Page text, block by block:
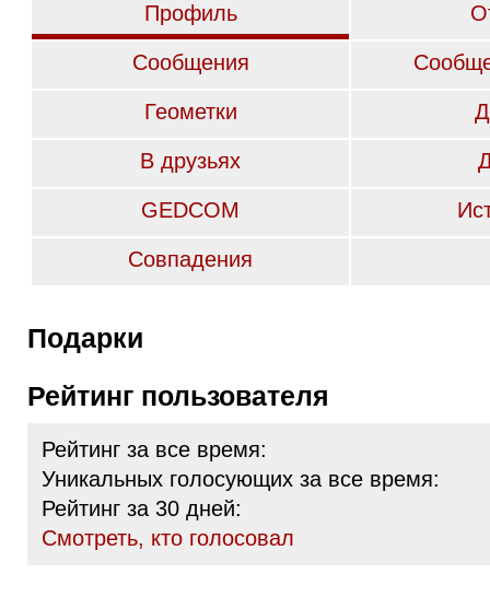
Профиль
Сообщения
Геометки
В друзьях
GEDCOM
Совпадения
Подарки
Рейтинг пользователя
Рейтинг за все время:
Уникальных голосующих за все время:
Рейтинг за 30 дней:
Cмотреть, кто голосовал